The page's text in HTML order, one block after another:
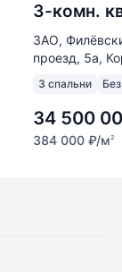
3-комн.
ЗАО,
проезд, 5а,
3 спальни
34 500
384 000 ₽/м2